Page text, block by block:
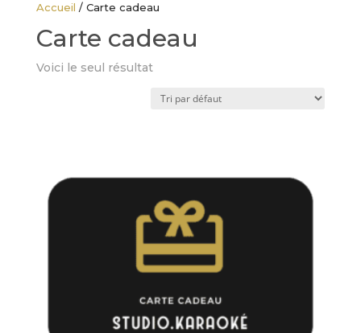
Accueil / Carte cadeau
Carte cadeau
Voici le seul résultat